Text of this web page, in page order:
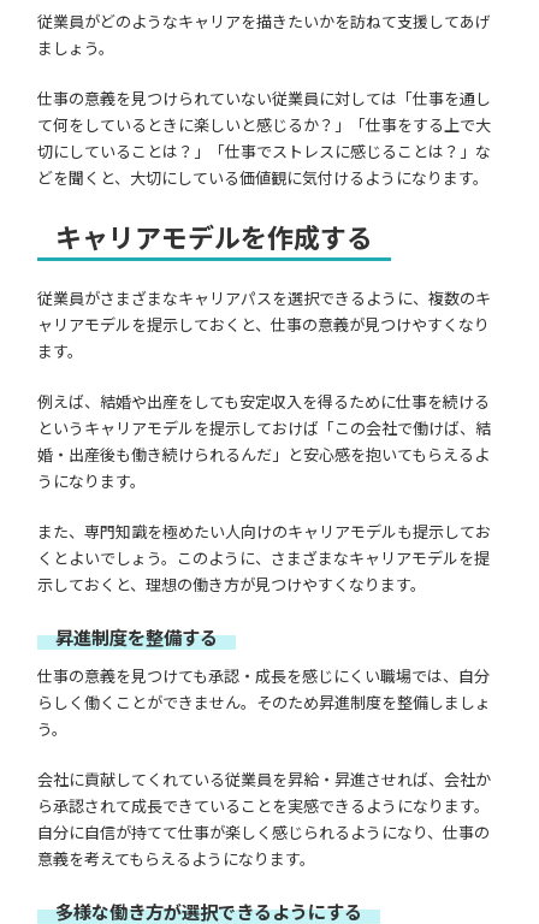
従業員がどのようなキャリアを描きたいかを訪ねて支援してあげ
ましょう。
仕事の意義を見つけられていない従業員に対しては「仕事を通し
て何をしているときに楽しいと感じるか？」「仕事をする上で大
切にしていることは？」「仕事でストレスに感じることは？」な
どを聞くと、大切にしている価値観に気付けるようになります。
キャリアモデルを作成する
従業員がさまざまなキャリアパスを選択できるように、複数のキ
ャリアモデルを提示しておくと、仕事の意義が見つけやすくなり
ます。
例えば、結婚や出産をしても安定収入を得るために仕事を続ける
というキャリアモデルを提示しておけば「この会社で働けば、結
婚・出産後も働き続けられるんだ」と安心感を抱いてもらえるよ
うになります。
また、専門知識を極めたい人向けのキャリアモデルも提示してお
くとよいでしょう。このように、さまざまなキャリアモデルを提
示しておくと、理想の働き方が見つけやすくなります。
昇進制度を整備する
仕事の意義を見つけても承認・成長を感じにくい職場では、自分
らしく働くことができません。そのため昇進制度を整備しましょ
う。
会社に貢献してくれている従業員を昇給・昇進させれば、会社か
ら承認されて成長できていることを実感できるようになります。
自分に自信が持てて仕事が楽しく感じられるようになり、仕事の
意義を考えてもらえるようになります。
多様な働き方が選択できるようにする